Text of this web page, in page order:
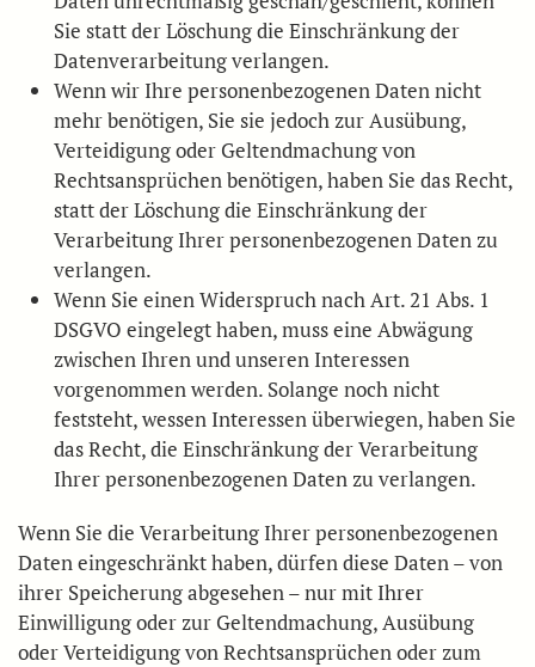
Sie statt der Löschung die Einschränkung der
Datenverarbeitung verlangen.
Wenn wir Ihre personenbezogenen Daten nicht
mehr benötigen, Sie sie jedoch zur Ausübung,
Verteidigung oder Geltendmachung von
Rechtsansprüchen benötigen, haben Sie das Recht,
statt der Löschung die Einschränkung der
Verarbeitung Ihrer personenbezogenen Daten zu
verlangen.
Wenn Sie einen Widerspruch nach Art. 21 Abs. 1
DSGVO eingelegt haben, muss eine Abwägung
zwischen Ihren und unseren Interessen
vorgenommen werden. Solange noch nicht
feststeht, wessen Interessen überwiegen, haben Sie
das Recht, die Einschränkung der Verarbeitung
Ihrer personenbezogenen Daten zu verlangen.
Wenn Sie die Verarbeitung Ihrer personenbezogenen
Daten eingeschränkt haben, dürfen diese Daten – von
ihrer Speicherung abgesehen – nur mit Ihrer
Einwilligung oder zur Geltendmachung, Ausübung
oder Verteidigung von Rechtsansprüchen oder zum